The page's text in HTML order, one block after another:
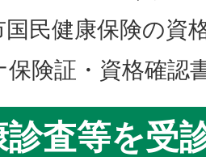
国民健康保険の
保険証・資格確認
査等を受